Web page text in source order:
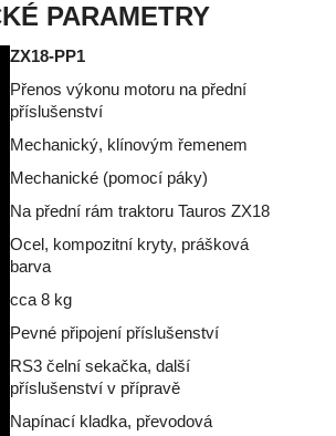
PARAMETRY
ZX18-PP1
Přenos výkonu motoru na přední
příslušenství
Mechanický, klínovým řemenem
Mechanické (pomocí páky)
Na přední rám traktoru Tauros ZX18
Ocel, kompozitní kryty, prášková
barva
cca 8 kg
Pevné připojení příslušenství
RS3 čelní sekačka, další
příslušenství v přípravě
Napínací kladka, převodová